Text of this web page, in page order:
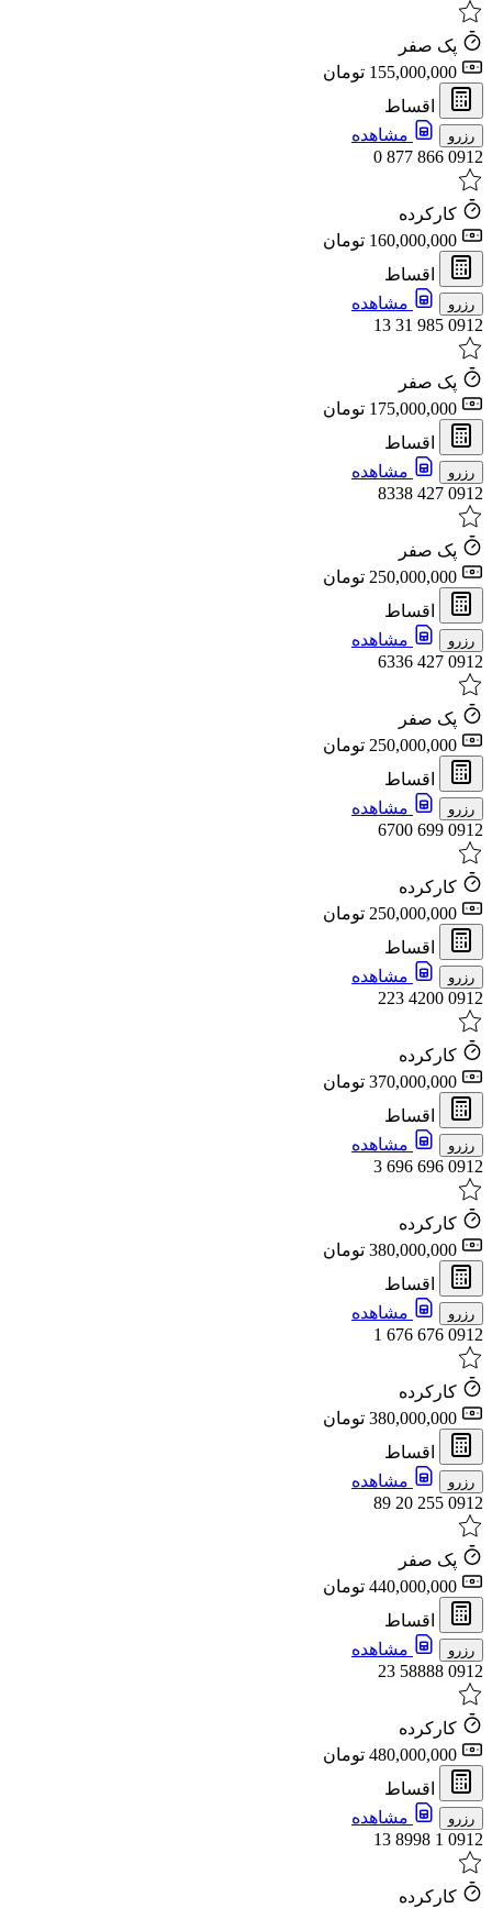
پک صفر
اقساط
رزرو
مشاهده
0912 866 877 0
کارکرده
اقساط
رزرو
مشاهده
0912 985 31 13
پک صفر
اقساط
رزرو
مشاهده
0912 427 8338
پک صفر
اقساط
رزرو
مشاهده
0912 427 6336
پک صفر
اقساط
رزرو
مشاهده
0912 699 6700
کارکرده
اقساط
رزرو
مشاهده
0912 4200 223
کارکرده
اقساط
رزرو
مشاهده
0912 696 696 3
کارکرده
اقساط
رزرو
مشاهده
0912 676 676 1
کارکرده
اقساط
رزرو
مشاهده
0912 255 20 89
پک صفر
اقساط
رزرو
مشاهده
0912 58888 23
کارکرده
اقساط
رزرو
مشاهده
0912 1 8998 13
کارکرده